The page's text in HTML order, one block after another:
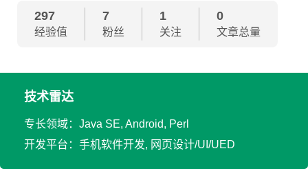
297
经验值
7
粉丝
1
关注
0
文章总量
技术雷达
专长领域：Java SE, Android, Perl
开发平台：手机软件开发, 网页设计/UI/UED